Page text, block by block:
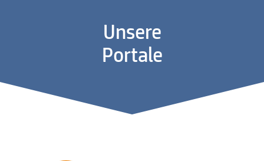
Unsere
Portale